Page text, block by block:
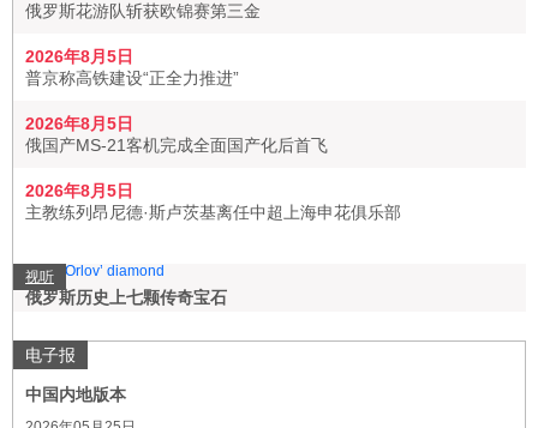
俄罗斯花游队斩获欧锦赛第三金
2026年8月5日
普京称高铁建设“正全力推进”
2026年8月5日
俄国产MS-21客机完成全面国产化后首飞
2026年8月5日
主教练列昂尼德·斯卢茨基离任中超上海申花俱乐部
视听
俄罗斯历史上七颗传奇宝石
电子报
中国内地版本